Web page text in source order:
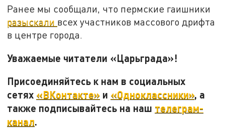
Ранее мы сообщали, что пермские гаишники
разыскали всех участников массового дрифта
в центре города.
Уважаемые читатели «Царьграда»!
Присоединяйтесь к нам в социальных
сетях «ВКонтакте» и «Одноклассники», а
также подписывайтесь на наш телеграм-
канал.